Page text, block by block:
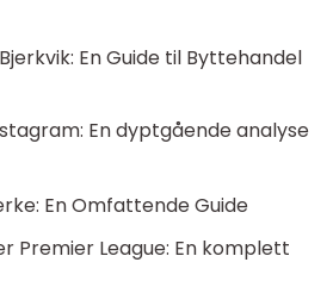
En Guide til Byttehandel
En dyptgående analyse
En Omfattende Guide
Premier League: En komplett